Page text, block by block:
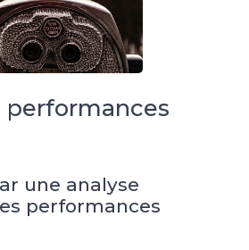
performances
une analyse
performances